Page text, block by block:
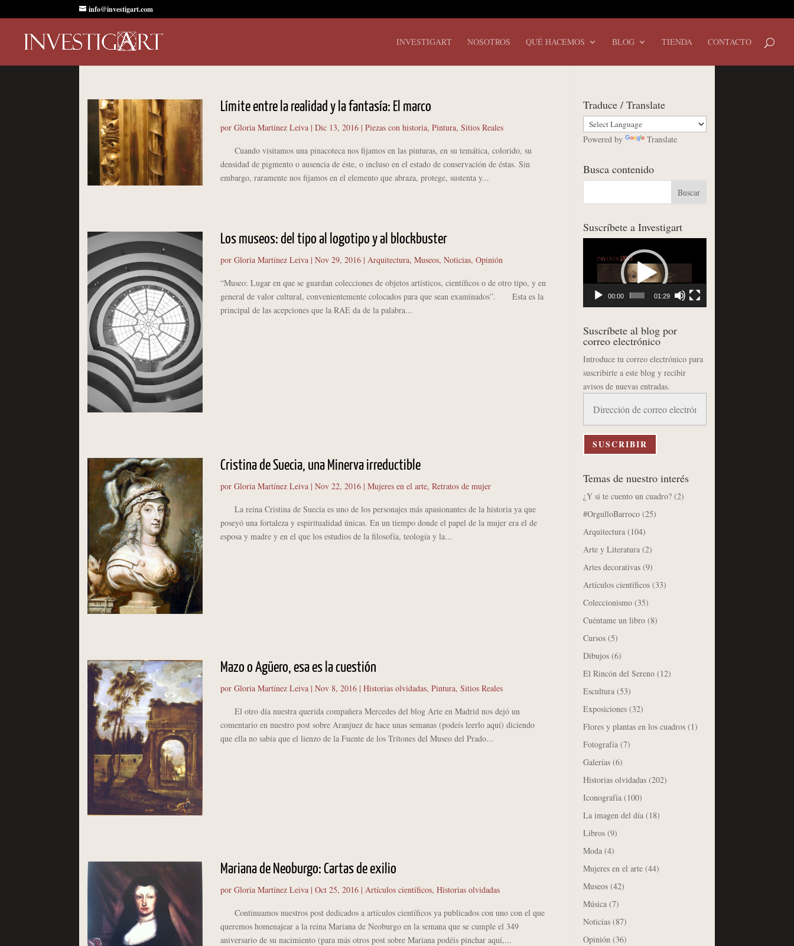
info@investigart.com
INVESTIGART NOSOTROS QUÉ HACEMOS BLOG TIENDA CONTACTO
Límite entre la realidad y la fantasía: El marco
por Gloria Martínez Leiva| Dic 13, 2016| Piezas con historia, Pintura, Sitios Reales
Cuando visitamos una pinacoteca nos fijamos en las pinturas, en su temática, colorido, su
densidad de pigmento o ausencia de éste, o incluso en el estado de conservación de éstas. Sin
embargo, raramente nos fijamos en el elemento que abraza, protege, sustenta y...
Los museos: del tipo al logotipo y al blockbuster
por Gloria Martínez Leiva| Nov 29, 2016| Arquitectura, Museos, Noticias, Opinión
“Museo: Lugar en que se guardan colecciones de objetos artísticos, científicos o de otro tipo, y en
general de valor cultural, convenientemente colocados para que sean examinados”. Esta es la
principal de las acepciones que la RAE da de la palabra...
Cristina de Suecia, una Minerva irreductible
por Gloria Martínez Leiva| Nov 22, 2016| Mujeres en el arte, Retratos de mujer
La reina Cristina de Suecia es uno de los personajes más apasionantes de la historia ya que
poseyó una fortaleza y espiritualidad únicas. En un tiempo donde el papel de la mujer era el de
esposa y madre y en el que los estudios de la filosofía, teología y la...
Mazo o Agüero, esa es la cuestión
por Gloria Martínez Leiva| Nov 8, 2016| Historias olvidadas, Pintura, Sitios Reales
El otro día nuestra querida compañera Mercedes del blog Arte en Madrid nos dejó un
comentario en nuestro post sobre Aranjuez de hace unas semanas (podeís leerlo aquí) diciendo
que ella no sabía que el lienzo de la Fuente de los Tritones del Museo del Prado...
Mariana de Neoburgo: Cartas de exilio
por Gloria Martínez Leiva| Oct 25, 2016| Artículos científicos, Historias olvidadas
Continuamos nuestros post dedicados a artículos científicos ya publicados con uno con el que
queremos homenajear a la reina Mariana de Neoburgo en la semana que se cumple el 349
aniversario de su nacimiento (para más otros post sobre Mariana podéis pinchar aquí,...
Traduce / Translate
Powered by Translate
Busca contenido
Suscríbete a Investigart
00:00 01:29
Suscríbete al blog por
correo electrónico
Introduce tu correo electrónico para
suscribirte a este blog y recibir
avisos de nuevas entradas.
correo
electrónico
SUSCRIBIR
Temas de nuestro interés
¿Y si te cuento un cuadro? (2)
#OrgulloBarroco (25)
Arquitectura (104)
Arte y Literatura (2)
Artes decorativas (9)
Artículos científicos (33)
Coleccionismo (35)
Cuéntame un libro (8)
Cursos (5)
Dibujos (6)
El Rincón del Sereno (12)
Escultura (53)
Exposiciones (32)
Flores y plantas en los cuadros (1)
Fotografía (7)
Galerías (6)
Historias olvidadas (202)
Iconografía (100)
La imagen del día (18)
Libros (9)
Moda (4)
Mujeres en el arte (44)
Museos (42)
Música (7)
Noticias (87)
Opinión (36)